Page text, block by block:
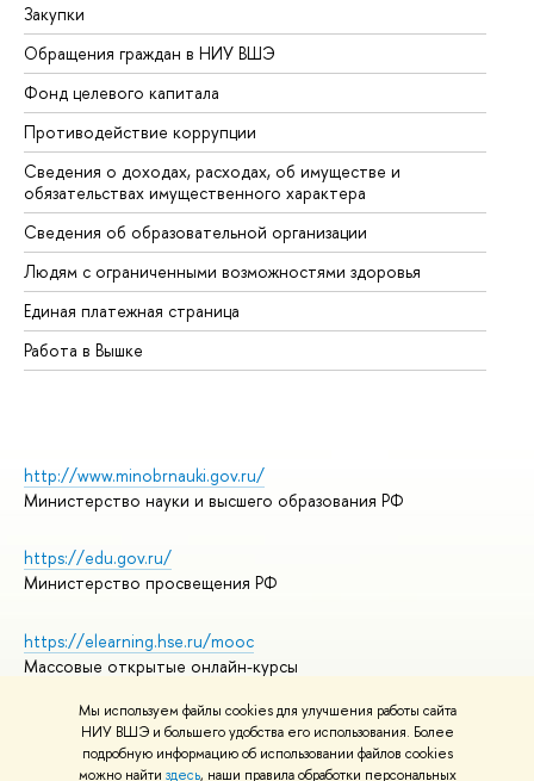
Мы используем файлы cookies для улучшения работы сайта
НИУ ВШЭ и большего удобства его использования. Более
подробную информацию об использовании файлов cookies
можно найти здесь, наши правила обработки персональных
Закупки
Обращения граждан в НИУ ВШЭ
Фонд целевого капитала
Противодействие коррупции
Сведения о доходах, расходах, об имуществе и
обязательствах имущественного характера
Сведения об образовательной организации
Людям с ограниченными возможностями здоровья
Единая платежная страница
Работа в Вышке
http://www.minobrnauki.gov.ru/
Министерство науки и высшего образования РФ
https://edu.gov.ru/
Министерство просвещения РФ
https://elearning.hse.ru/mooc
Массовые открытые онлайн-курсы
© НИУ ВШЭ 1993–2026
Адреса и контакты